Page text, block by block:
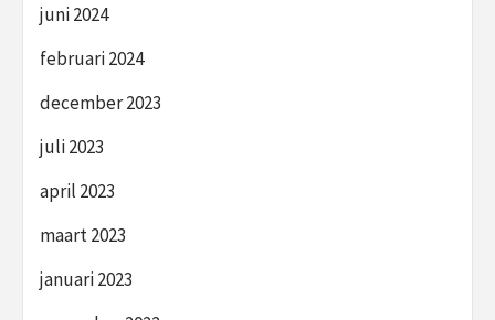
juni 2024
februari 2024
december 2023
juli 2023
april 2023
maart 2023
januari 2023